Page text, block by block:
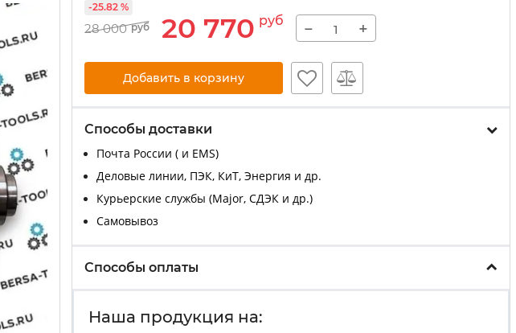
28 000 руб 20 770 руб
-25.82 %
− +
Добавить в корзину
Способы доставки
Почта России ( и EMS)
Деловые линии, ПЭК, КиТ, Энергия и др.
Курьерские службы (Major, СДЭК и др.)
Самовывоз
Способы оплаты
Наша продукция на: